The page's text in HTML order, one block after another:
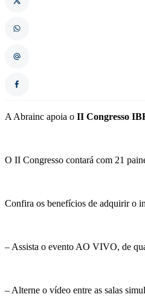
A Abrainc apoia o II Congresso
O II Congresso contará com 21
Confira os benefícios de adquirir o
– Assista o evento AO VIVO, de
– Alterne o vídeo entre as salas